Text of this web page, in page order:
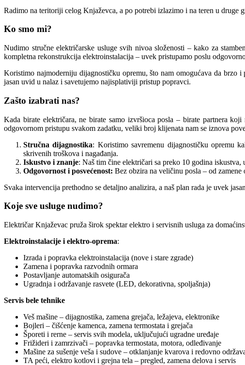
Radimo na teritoriji celog Knjaževca, a po potrebi izlazimo i na teren u druge
Ko smo mi?
Nudimo stručne električarske usluge svih nivoa složenosti – kako za
kompletna rekonstrukcija elektroinstalacija – uvek pristupamo poslu
Koristimo najmoderniju dijagnostičku opremu, što nam omogućava da
jasan uvid u nalaz i savetujemo najisplativiji pristup popravci.
Zašto izabrati nas?
Kada birate električara, ne birate samo izvršioca posla – birate partnera
odgovornom pristupu svakom zadatku, veliki broj klijenata nam se iznova
Stručna dijagnostika: Koristimo savremenu dijagnostičku opremu
skrivenih troškova i nagađanja.
Iskustvo i znanje: Naš tim čine električari sa preko 10 godina
Odgovornost i posvećenost: Bez obzira na veličinu posla – od
Svaka intervencija prethodno se detaljno analizira, a naš plan rada je uvek
Koje sve usluge nudimo?
Električar Knjaževac pruža širok spektar elektro i servisnih usluga za
Elektroinstalacije i elektro-oprema:
Izrada i popravka elektroinstalacija (nove i stare zgrade)
Zamena i popravka razvodnih ormara
Postavljanje automatskih osigurača
Ugradnja i održavanje rasvete (LED, dekorativna, spoljašnja)
Servis bele tehnike
Veš mašine – dijagnostika, zamena grejača, ležajeva, elektronike
Bojleri – čišćenje kamenca, zamena termostata i grejača
Šporeti i rerne – servis svih modela, uključujući ugradne uređaje
Frižideri i zamrzivači – popravka termostata, motora, odleđivanje
Mašine za sušenje veša i sudove – otklanjanje kvarova i redovno
TA peći, elektro kotlovi i grejna tela – pregled, zamena delova i servis